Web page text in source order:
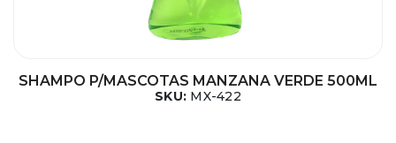
SHAMPO P/MASCOTAS MANZANA VERDE 500ML
SKU: MX-422